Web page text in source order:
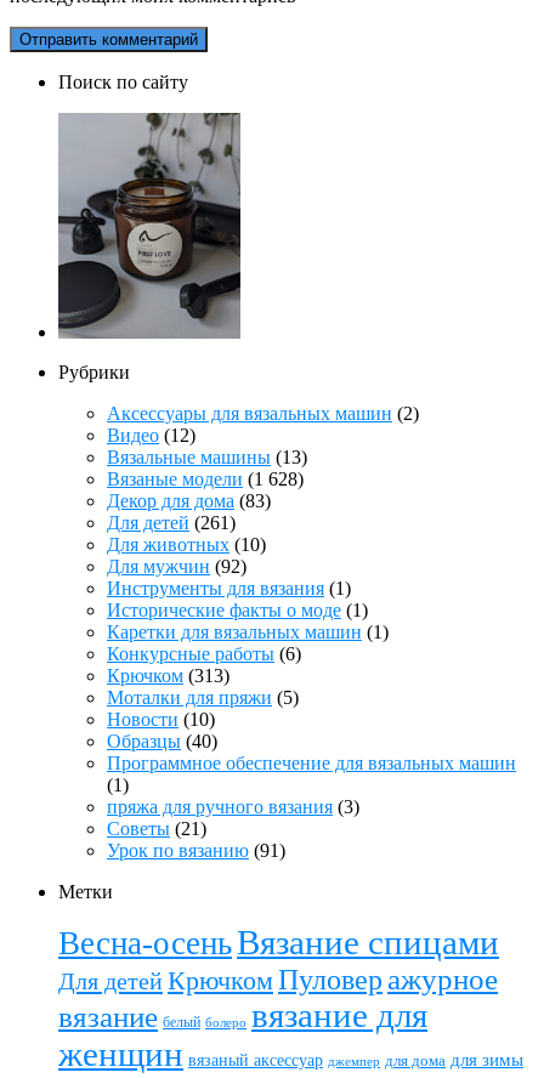
Поиск по сайту
Рубрики
Аксессуары для вязальных машин (2)
Видео (12)
Вязальные машины (13)
Вязаные модели (1 628)
Декор для дома (83)
Для детей (261)
Для животных (10)
Для мужчин (92)
Инструменты для вязания (1)
Исторические факты о моде (1)
Каретки для вязальных машин (1)
Конкурсные работы (6)
Крючком (313)
Моталки для пряжи (5)
Новости (10)
Образцы (40)
Программное обеспечение для вязальных машин
(1)
пряжа для ручного вязания (3)
Советы (21)
Урок по вязанию (91)
Метки
Весна-осеньВязание спицами
Для детейКрючкомПуловер ажурное
вязание белый болеро вязание для
женщин вязаный аксессуар джемпер для дома для зимы